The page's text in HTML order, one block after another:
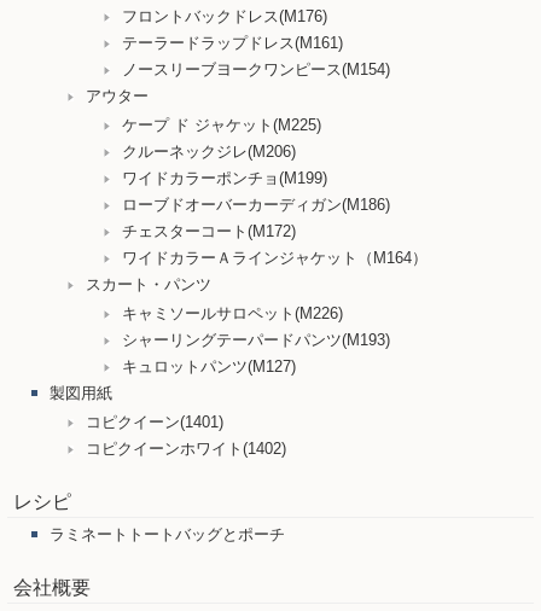
フロントバックドレス(M176)
テーラードラップドレス(M161)
ノースリーブヨークワンピース(M154)
アウター
ケープ ド ジャケット(M225)
クルーネックジレ(M206)
ワイドカラーポンチョ(M199)
ローブドオーバーカーディガン(M186)
チェスターコート(M172)
ワイドカラーＡラインジャケット（M164）
スカート・パンツ
キャミソールサロペット(M226)
シャーリングテーパードパンツ(M193)
キュロットパンツ(M127)
製図用紙
コピクイーン(1401)
コピクイーンホワイト(1402)
レシピ
ラミネートトートバッグとポーチ
会社概要